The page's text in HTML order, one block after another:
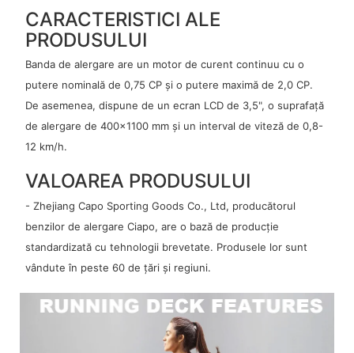
CARACTERISTICI ALE
PRODUSULUI
Banda de alergare are un motor de curent continuu cu o
putere nominală de 0,75 CP și o putere maximă de 2,0 CP.
De asemenea, dispune de un ecran LCD de 3,5", o suprafață
de alergare de 400x1100 mm și un interval de viteză de 0,8-
12 km/h.
VALOAREA PRODUSULUI
- Zhejiang Capo Sporting Goods Co., Ltd, producătorul
benzilor de alergare Ciapo, are o bază de producție
standardizată cu tehnologii brevetate. Produsele lor sunt
vândute în peste 60 de țări și regiuni.